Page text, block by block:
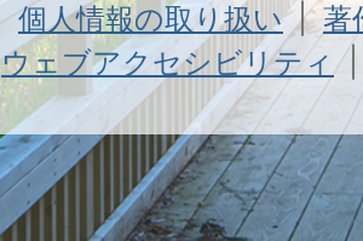
個人情報の取り扱い
著
ウェブアクセシビリティ